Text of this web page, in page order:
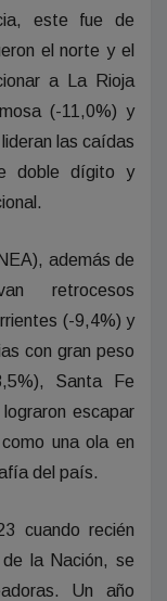
este fue de
el norte y el
a La Rioja
(-11,0%) y
las caídas
doble dígito y
además de
retrocesos
(-9,4%) y
con gran peso
Santa Fe
escapar
una ola en
del país.
cuando recién
la Nación, se
Un año